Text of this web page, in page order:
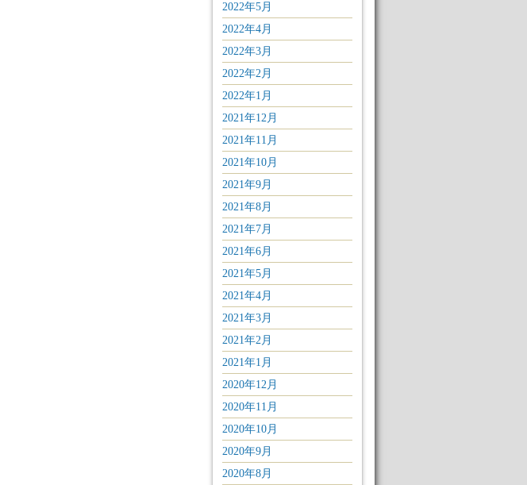
2022年5月
2022年4月
2022年3月
2022年2月
2022年1月
2021年12月
2021年11月
2021年10月
2021年9月
2021年8月
2021年7月
2021年6月
2021年5月
2021年4月
2021年3月
2021年2月
2021年1月
2020年12月
2020年11月
2020年10月
2020年9月
2020年8月